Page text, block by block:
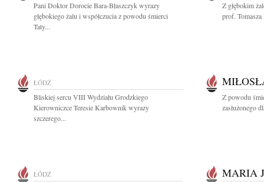
Pani Doktor Dorocie Bara-Błaszczyk wyrazy
głębokiego żalu i współczucia z powodu śmierci
Taty...
Z głębokim
prof.
ŁÓDŹ
Bliskiej sercu VIII Wydziału Grodzkiego
Kierowniczce Teresie Karbownik wyrazy
szczerego...
Z powodu
zasłużonego
ŁÓDŹ MARIA